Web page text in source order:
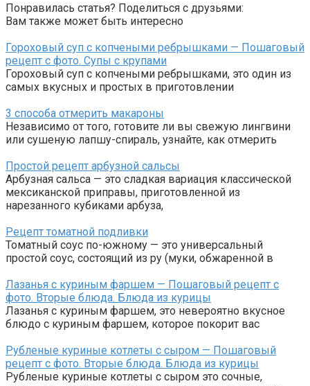
Понравилась статья? Поделиться с друзьями:
Вам также может быть интересно
Гороховый суп с копчеными ребрышками — Пошаговый
рецепт с фото. Супы с крупами
Гороховый суп с копчеными ребрышками, это один из
самых вкусных и простых в приготовлении
3 способа отмерить макароны
Независимо от того, готовите ли вы свежую лингвини
или сушеную лапшу-спираль, узнайте, как отмерить
Простой рецепт арбузной сальсы
Арбузная сальса — это сладкая вариация классической
мексиканской приправы, приготовленной из
нарезанного кубиками арбуза,
Рецепт томатной подливки
Томатный соус по-южному — это универсальный
простой соус, состоящий из ру (муки, обжаренной в
Лазанья с куриным фаршем — Пошаговый рецепт с
фото. Вторые блюда. Блюда из курицы
Лазанья с куриным фаршем, это невероятно вкусное
блюдо с куриным фаршем, которое покорит вас
Рубленые куриные котлеты с сыром — Пошаговый
рецепт с фото. Вторые блюда. Блюда из курицы
Рубленые куриные котлеты с сыром это сочные,